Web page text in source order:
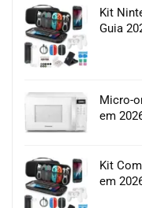
Kit
Guia
Micro-
em
Kit
em